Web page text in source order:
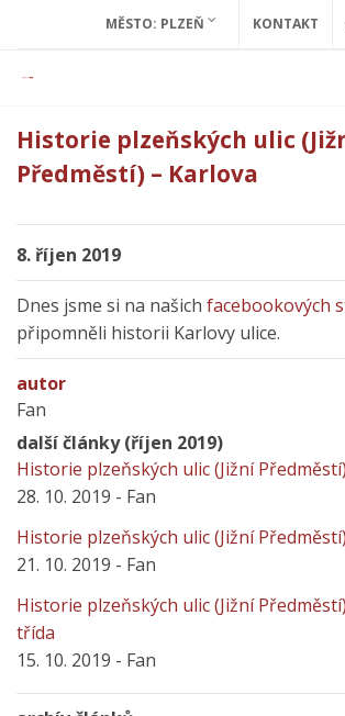
MĚSTO: PLZEŇ KONTAKT
Historie plzeňských ulic
Předměstí) – Karlova
8. říjen 2019
Dnes jsme si na našich facebookových
připomněli historii Karlovy ulice.
autor
Fan
další články (říjen 2019)
Historie plzeňských ulic (Jižní
28. 10. 2019 - Fan
Historie plzeňských ulic (Jižní
21. 10. 2019 - Fan
Historie plzeňských ulic (Jižní
třída
15. 10. 2019 - Fan